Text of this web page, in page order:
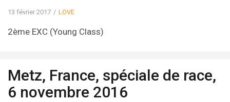
13 février 2017 LOVE
2ème EXC (Young Class)
Metz, France, spéciale de race,
6 novembre 2016